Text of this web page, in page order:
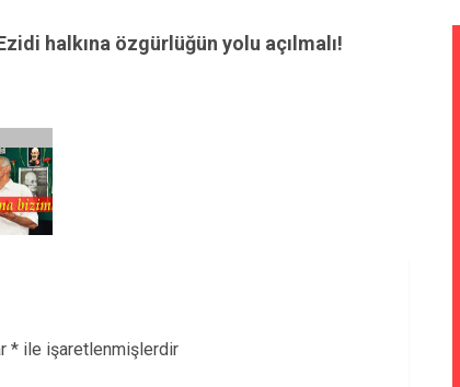
halkına özgürlüğün yolu açılmalı!
* ile işaretlenmişlerdir